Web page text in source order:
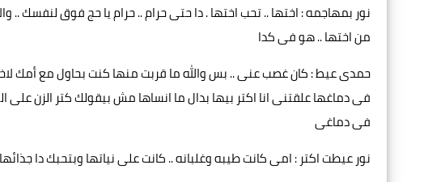
نور بمهاجمه : اختها .. تحب اختها . دا حتى حرام .. حرام يا حج فوق لنفسك
من اختها .. هو فى كدا
حمدى عيط : كان غصب عنى .. بس والله ما قربت منها كنت بحاول مع أمك
فى دماغها علقتنى انا اكتر بيها بدال ما انساها مش بيقولك كتر الزن
فى دماغى
نور عيطت اكتر : امى كانت طيبه وغلبانه .. كانت على نياتها وبتحبك دا جذائها